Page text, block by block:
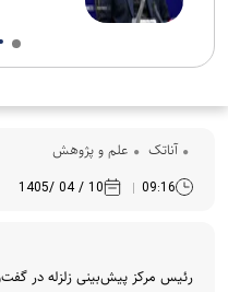
آناتک علم و پژوهش
09:16
10 / 04 /1405
رئیس مرکز پیش‌بینی زلزله در